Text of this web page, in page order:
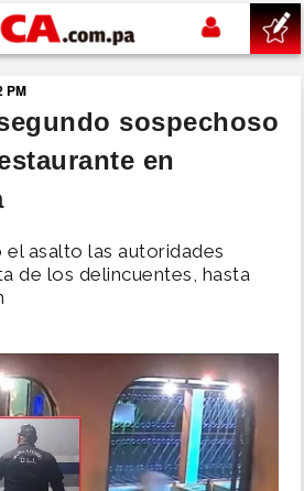
PM
sospechoso
en
asalto las autoridades
de los delincuentes, hasta